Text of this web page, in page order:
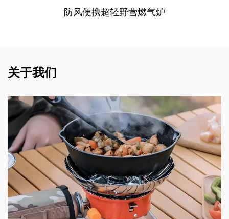
防风便携超轻野营燃气炉
关于我们